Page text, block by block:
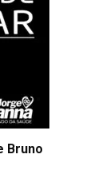
Bruno